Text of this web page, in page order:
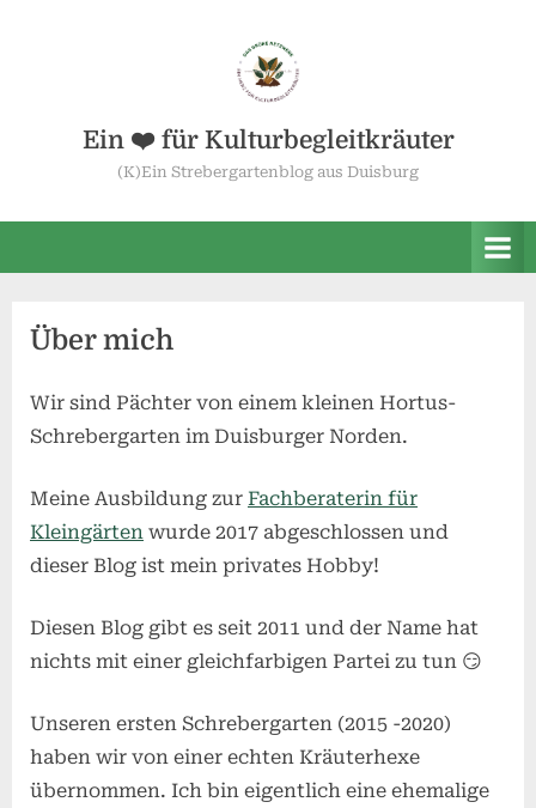
Ein ❤️ für Kulturbegleitkräuter
(K)Ein Strebergartenblog aus Duisburg
Über mich
Wir sind Pächter von einem kleinen Hortus-
Schrebergarten im Duisburger Norden.
Meine Ausbildung zur Fachberaterin für
Kleingärten wurde 2017 abgeschlossen und
dieser Blog ist mein privates Hobby!
Diesen Blog gibt es seit 2011 und der Name hat
nichts mit einer gleichfarbigen Partei zu tun 😏
Unseren ersten Schrebergarten (2015 -2020)
haben wir von einer echten Kräuterhexe
übernommen. Ich bin eigentlich eine ehemalige